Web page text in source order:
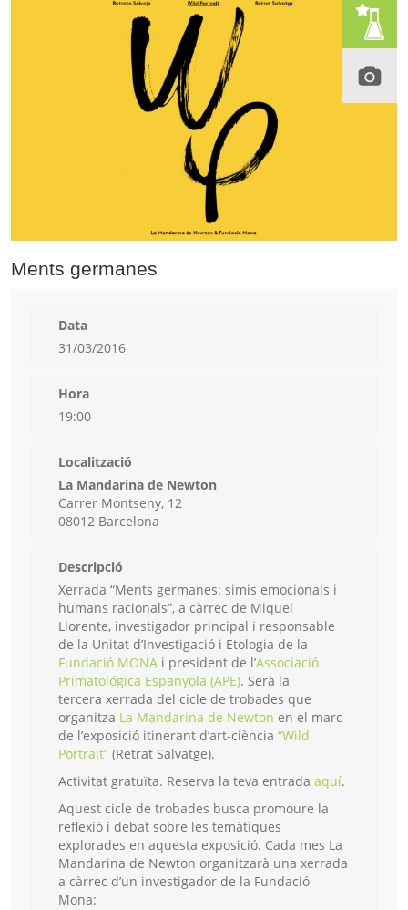
Ments germanes
Data
31/03/2016
Hora
19:00
Localització
La Mandarina de Newton
Carrer Montseny, 12
08012 Barcelona
Descripció
Xerrada “Ments germanes: simis emocionals i
humans racionals”, a càrrec de Miquel
Llorente, investigador principal i responsable
de la Unitat d’Investigació i Etologia de la
Fundació MONA i president de l’Associació
Primatológica Espanyola (APE). Serà la
tercera xerrada del cicle de trobades que
organitza La Mandarina de Newton en el marc
de l’exposició itinerant d’art-ciència “Wild
Portrait” (Retrat Salvatge).
Activitat gratuïta. Reserva la teva entrada aquí.
Aquest cicle de trobades busca promoure la
reflexió i debat sobre les temàtiques
explorades en aquesta exposició. Cada mes La
Mandarina de Newton organitzarà una xerrada
a càrrec d’un investigador de la Fundació
Mona: